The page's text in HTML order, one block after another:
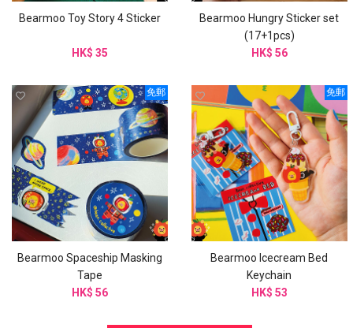
Bearmoo Toy Story 4 Sticker
HK$ 35
Bearmoo Hungry Sticker set
(17+1pcs)
HK$ 56
免郵
Bearmoo Spaceship Masking
Tape
HK$ 56
免郵
Bearmoo Icecream Bed
Keychain
HK$ 53